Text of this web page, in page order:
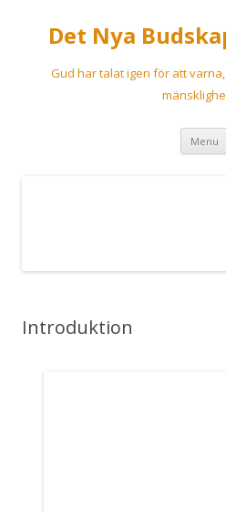
Det Nya
Gud har talat igen för att
Menu
Introduktion